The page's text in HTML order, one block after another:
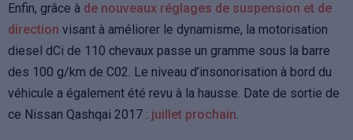
Enfin, grâce à de nouveaux réglages de suspension et de
direction visant à améliorer le dynamisme, la motorisation
diesel dCi de 110 chevaux passe un gramme sous la barre
des 100 g/km de C02. Le niveau d’insonorisation à bord du
véhicule a également été revu à la hausse. Date de sortie de
ce Nissan Qashqai 2017 : juillet prochain.